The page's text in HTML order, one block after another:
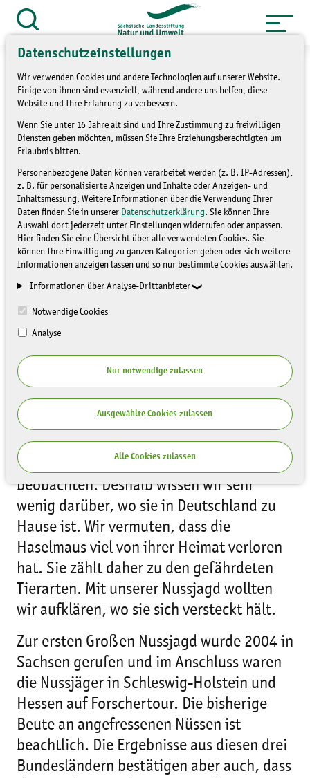
Datenschutzeinstellungen
Wir verwenden Cookies und andere Technologien auf unserer Website.
Einige von ihnen sind essenziell, während andere uns helfen, diese
Website und Ihre Erfahrung zu verbessern.
Wenn Sie unter 16 Jahre alt sind und Ihre Zustimmung zu freiwilligen
Diensten geben möchten, müssen Sie Ihre Erziehungsberechtigten um
Erlaubnis bitten.
Personenbezogene Daten können verarbeitet werden (z. B. IP-Adressen),
z. B. für personalisierte Anzeigen und Inhalte oder Anzeigen- und
Inhaltsmessung. Weitere Informationen über die Verwendung Ihrer
Daten finden Sie in unserer Datenschutzerklärung. Sie können Ihre
Auswahl dort jederzeit unter Einstellungen widerrufen oder anpassen.
Hier finden Sie eine Übersicht über alle verwendeten Cookies. Sie
können Ihre Einwilligung zu ganzen Kategorien geben oder sich weitere
Informationen anzeigen lassen und so nur bestimmte Cookies auswählen.
Informationen über Analyse-Drittanbieter
Notwendige Cookies
Analyse
Nur notwendige zulassen
Ausgewählte Cookies zulassen
Alle Cookies zulassen
Zum
Inhalt
springen
öffnen
Themen » Artenschutz » Haselmaus
Haselmaus - gefährdete
Haselnussliebhaberin!
HASELMAUS
Die Haselmaus ist klein, scheu und
hauptsächlich nachts in dichten
Sträuchern unterwegs — also schwer zu
beobachten. Deshalb wissen wir sehr
wenig darüber, wo sie in Deutschland zu
Hause ist. Wir vermuten, dass die
Haselmaus viel von ihrer Heimat verloren
hat. Sie zählt daher zu den gefährdeten
Tierarten. Mit unserer Nussjagd wollten
wir aufklären, wo sie sich versteckt hält.
Zur ersten Großen Nussjagd wurde 2004 in
Sachsen gerufen und im Anschluss waren
die Nussjäger in Schleswig-Holstein und
Hessen auf Forschertour. Die bisherige
Beute an angefressenen Nüssen ist
beachtlich. Die Ergebnisse aus diesen drei
Bundesländern bestätigen aber auch, dass